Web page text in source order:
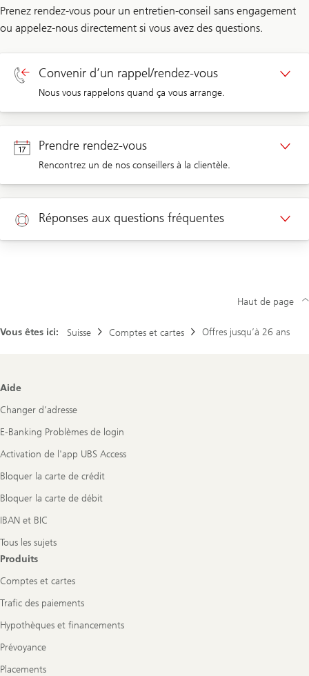
Prenez rendez-vous pour un entretien-conseil sans engagement
ou appelez-nous directement si vous avez des questions.
Convenir d’un rappel/rendez-vous
Nous vous rappelons quand ça vous arrange.
Rappel clients privés
Rappel clients d’entreprises
Prendre rendez-vous
Rencontrez un de nos conseillers à la clientèle.
Rendez-vous clients privés
Rendez-vous clients d’entreprises
Réponses aux questions fréquentes
Vous êtes ici: Suisse Comptes et cartes Offres jusqu’à 26 ans
Haut de page
Footer
Aide
Changer d’adresse
E-Banking Problèmes de login
Activation de l'app UBS Access
Bloquer la carte de crédit
Bloquer la carte de débit
IBAN et BIC
Tous les sujets
Produits
Comptes et cartes
Trafic des paiements
Hypothèques et financements
Prévoyance
Placements